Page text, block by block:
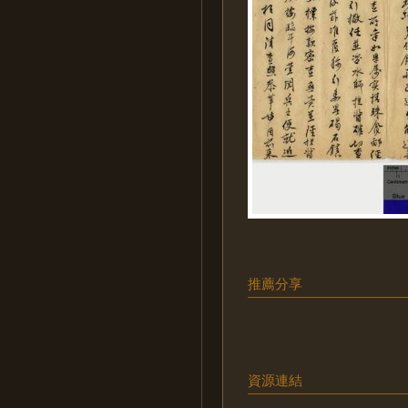
推薦分享
資源連結